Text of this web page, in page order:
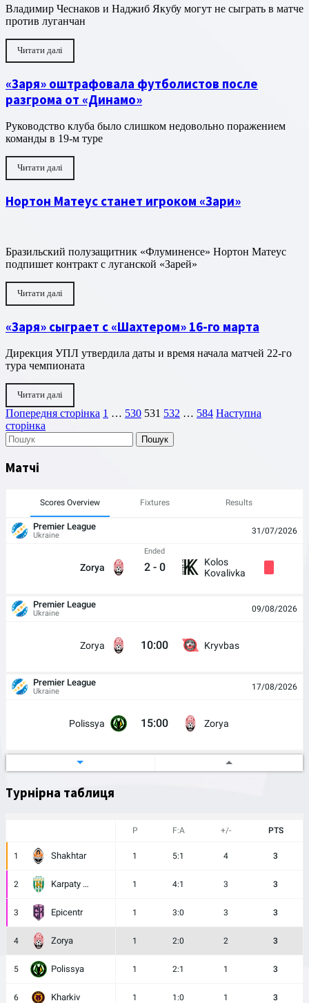
Владимир Чеснаков и Наджиб Якубу могут не сыграть в матче
против луганчан
Читати далі
«Заря» оштрафовала футболистов после
разгрома от «Динамо»
Руководство клуба было слишком недовольно поражением
команды в 19-м туре
Читати далі
Нортон Матеус станет игроком «Зари»
Бразильский полузащитник «Флуминенсе» Нортон Матеус
подпишет контракт с луганской «Зарей»
Читати далі
«Заря» сыграет с «Шахтером» 16-го марта
Дирекция УПЛ утвердила даты и время начала матчей 22-го
тура чемпионата
Читати далі
Пагінація
записів
Попередня сторінка Сторінка
1 … Сторінка
530 Сторінка
531 Сторінка
532 … Сторінка
584 Наступна
сторінка
Пошук
Матчі
Scores Overview Fixtures Results
Premier League
Ukraine 31/07/2026
Zorya
Ended
2 - 0
Kolos
Kovalivka
Premier League
Ukraine 09/08/2026
Zorya 10:00 Kryvbas
Premier League
Ukraine 17/08/2026
Polissya 15:00 Zorya
Ukrainian Cup
Ukraine
Турнірна таблиця
P F:A +/- PTS
1 Shakhtar 1 5:1 4 3
2 Karpaty Lviv 1 4:1 3 3
3 Epicentr 1 3:0 3 3
4 Zorya 1 2:0 2 3
5 Polissya 1 2:1 1 3
6 Kharkiv 1 1:0 1 3